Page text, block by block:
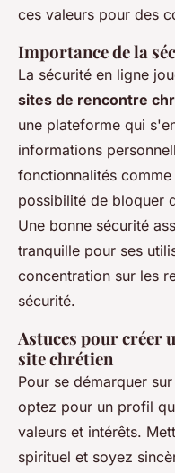
ces valeurs pour des
Importance de la
La sécurité en ligne
sites de rencontre
une plateforme qui
informations
fonctionnalités
possibilité de bloquer
Une bonne sécurité
tranquille pour ses
concentration sur les
sécurité.
Astuces pour créer
site chrétien
Pour se démarquer
optez pour un profil
valeurs et intérêts.
spirituel et soyez